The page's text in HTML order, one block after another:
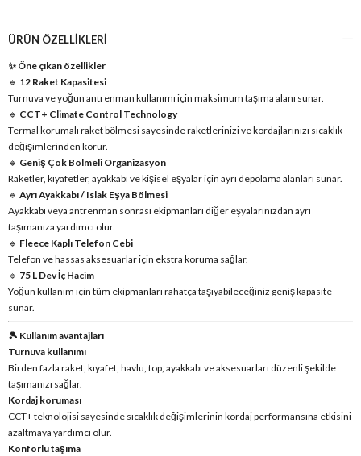
ÜRÜN ÖZELLIKLERI
✨ Öne çıkan özellikler
🔹 12 Raket Kapasitesi
Turnuva ve yoğun antrenman kullanımı için maksimum taşıma alanı sunar.
🔹 CCT+ Climate Control Technology
Termal korumalı raket bölmesi sayesinde raketlerinizi ve kordajlarınızı sıcaklık
değişimlerinden korur.
🔹 Geniş Çok Bölmeli Organizasyon
Raketler, kıyafetler, ayakkabı ve kişisel eşyalar için ayrı depolama alanları sunar.
🔹 Ayrı Ayakkabı / Islak Eşya Bölmesi
Ayakkabı veya antrenman sonrası ekipmanları diğer eşyalarınızdan ayrı
taşımanıza yardımcı olur.
🔹 Fleece Kaplı Telefon Cebi
Telefon ve hassas aksesuarlar için ekstra koruma sağlar.
🔹 75 L Dev İç Hacim
Yoğun kullanım için tüm ekipmanları rahatça taşıyabileceğiniz geniş kapasite
sunar.
🎾 Kullanım avantajları
Turnuva kullanımı
Birden fazla raket, kıyafet, havlu, top, ayakkabı ve aksesuarları düzenli şekilde
taşımanızı sağlar.
Kordaj koruması
CCT+ teknolojisi sayesinde sıcaklık değişimlerinin kordaj performansına etkisini
azaltmaya yardımcı olur.
Konforlu taşıma